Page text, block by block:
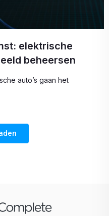
elektrische
beheersen
auto’s gaan het